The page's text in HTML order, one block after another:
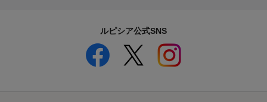
ルピシア公式SNS